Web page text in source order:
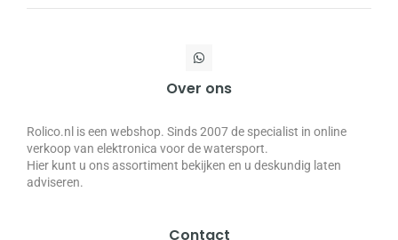
Over ons
Rolico.nl is een webshop. Sinds 2007 de specialist in online
verkoop van elektronica voor de watersport.
Hier kunt u ons assortiment bekijken en u deskundig laten
adviseren.
Contact